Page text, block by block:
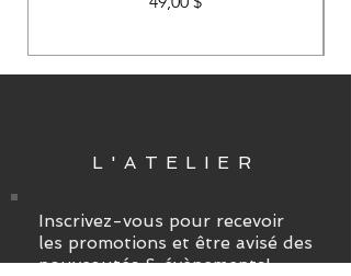
L'ATELIER
Inscrivez-vous pour recevoir
les promotions et être avisé des
nouveautés & évènements!